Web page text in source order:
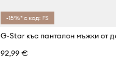
-15%* с код: FS
92,99 €